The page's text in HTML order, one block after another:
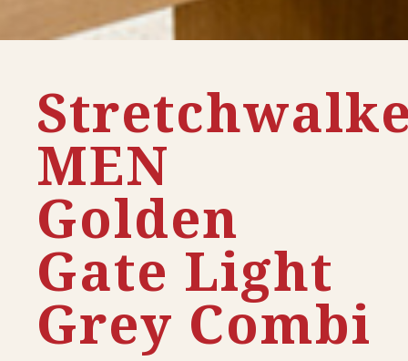
MEN
Golden
Gate Light
Grey Combi